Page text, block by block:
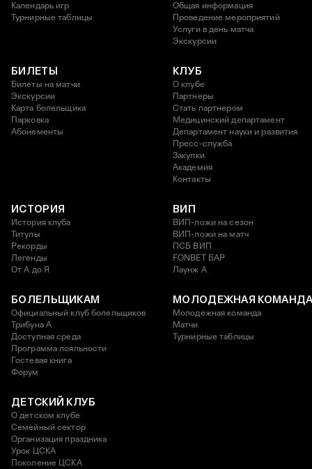
Календарь игр
Турнирные таблицы
Общая информация
Проведение мероприятий
Услуги в день матча
Экскурсии
БИЛЕТЫ
Билеты на матчи
Экскурсии
Карта болельщика
Парковка
Абонементы
КЛУБ
О клубе
Партнеры
Стать партнером
Медицинский департамент
Департамент науки и развития
Пресс-служба
Закупки
Академия
Контакты
ИСТОРИЯ
История клуба
Титулы
Рекорды
Легенды
От А до Я
ВИП
ВИП-ложи на сезон
ВИП-ложи на матч
ПСБ ВИП
FONBET БАР
Лаунж A
БОЛЕЛЬЩИКАМ
Официальный клуб болельщиков
Трибуна А
Доступная среда
Программа лояльности
Гостевая книга
Форум
МОЛОДЕЖНАЯ
Молодежная команда
Матчи
Турнирные таблицы
ДЕТСКИЙ КЛУБ
О детском клубе
Семейный сектор
Организация праздника
Урок ЦСКА
Поколение ЦСКА